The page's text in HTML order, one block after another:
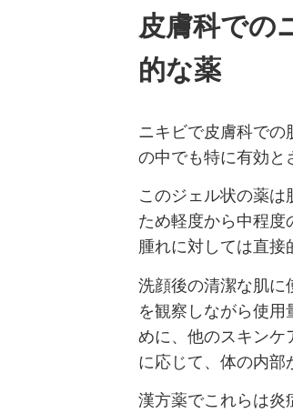
皮膚科での
的な薬
ニキビで皮膚科での
の中でも特に有効と
このジェル状の薬
ため軽度から中程度
腫れに対しては直接
洗顔後の清潔な肌に
を観察しながら使
めに、他のスキンケ
に応じて、体の内部
漢方薬でこれらは炎